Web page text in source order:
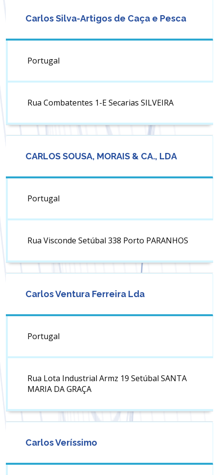
Carlos Silva-Artigos de Caça e Pesca
Portugal
Rua Combatentes 1-E Secarias SILVEIRA
CARLOS SOUSA, MORAIS & CA., LDA
Portugal
Rua Visconde Setúbal 338 Porto PARANHOS
Carlos Ventura Ferreira Lda
Portugal
Rua Lota Industrial Armz 19 Setúbal SANTA
MARIA DA GRAÇA
Carlos Veríssimo